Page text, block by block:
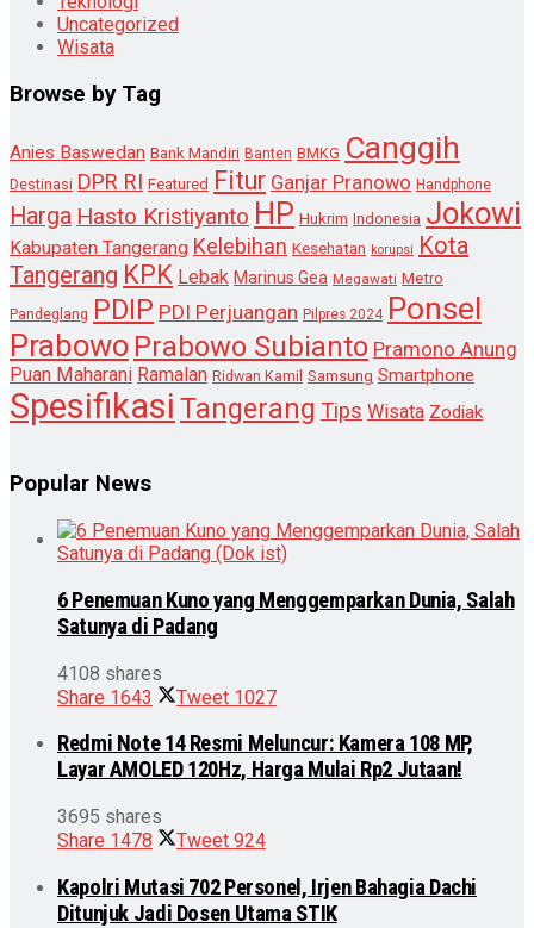
Uncategorized
Wisata
Browse by Tag
Anies Baswedan Bank Mandiri Banten BMKG Canggih
Destinasi DPR RI Featured Fitur Ganjar Pranowo Handphone
Harga Hasto Kristiyanto HP Hukrim Indonesia Jokowi
Kabupaten Tangerang Kelebihan Kesehatan korupsi Kota
Tangerang KPK Lebak Marinus Gea Megawati Metro
Pandeglang PDIP PDI Perjuangan Pilpres 2024 Ponsel
Prabowo Prabowo Subianto Pramono Anung
Puan Maharani Ramalan Ridwan Kamil Samsung Smartphone
Spesifikasi Tangerang Tips Wisata Zodiak
Popular News
6 Penemuan Kuno yang Menggemparkan Dunia, Salah
Satunya di Padang
4108 shares
Share 1643 Tweet 1027
Redmi Note 14 Resmi Meluncur: Kamera 108 MP,
Layar AMOLED 120Hz, Harga Mulai Rp2 Jutaan!
3695 shares
Share 1478 Tweet 924
Kapolri Mutasi 702 Personel, Irjen Bahagia Dachi
Ditunjuk Jadi Dosen Utama STIK